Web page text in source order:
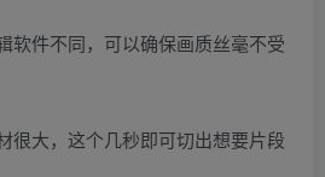
软件不同，可以确保画质丝毫不受
很大，这个几秒即可切出想要片段